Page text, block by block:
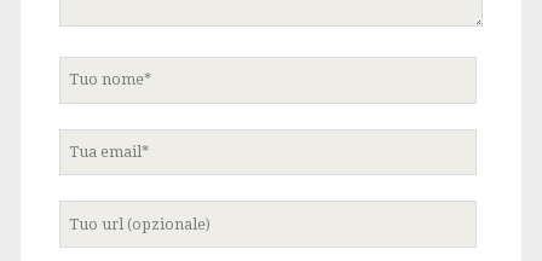
nome
email
sito